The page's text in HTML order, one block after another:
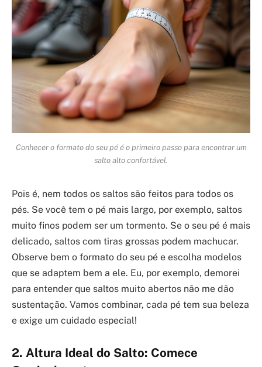
Conhecer o formato do seu pé é o primeiro passo para encontrar um
salto alto confortável.
Pois é, nem todos os saltos são feitos para todos os
pés. Se você tem o pé mais largo, por exemplo, saltos
muito finos podem ser um tormento. Se o seu pé é mais
delicado, saltos com tiras grossas podem machucar.
Observe bem o formato do seu pé e escolha modelos
que se adaptem bem a ele. Eu, por exemplo, demorei
para entender que saltos muito abertos não me dão
sustentação. Vamos combinar, cada pé tem sua beleza
e exige um cuidado especial!
2. Altura Ideal do Salto: Comece